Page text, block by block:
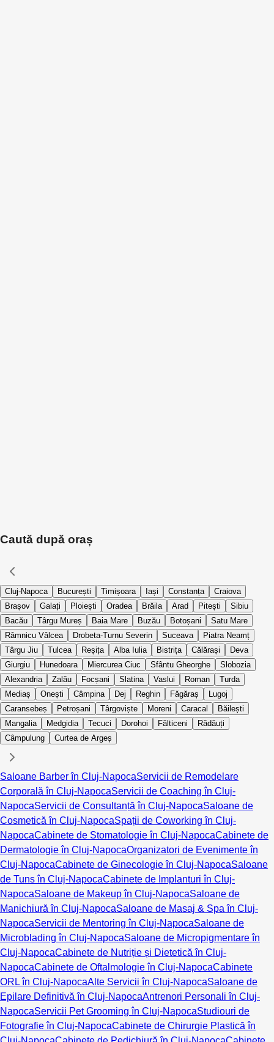
Caută după oraș
Cluj-Napoca București Timișoara Iași Constanța
Craiova
Brașov
Galați Ploiești Oradea Brăila Arad Pitești
Sibiu
Bacău
Târgu Mureș Baia Mare Buzău Botoșani
Satu Mare
Râmnicu Vâlcea
Drobeta-Turnu Severin Suceava
Piatra Neamț
Târgu Jiu
Tulcea Reșița Alba Iulia Bistrița Călărași
Deva
Giurgiu
Hunedoara Miercurea Ciuc Sfântu Gheorghe
Slobozia
Alexandria
Zalău Focșani Slatina Vaslui Roman
Turda
Mediaș
Onești Câmpina Dej Reghin Făgăraș
Lugoj
Caransebeș
Petroșani Târgoviște Moreni Caracal
Băilești
Mangalia
Medgidia Tecuci Dorohoi Fălticeni
Rădăuți
Câmpulung
Curtea de Argeș
Saloane Barber în Cluj-NapocaServicii de Remodelare
Corporală în Cluj-NapocaServicii de Coaching în Cluj-
NapocaServicii de Consultanță în Cluj-NapocaSaloane de
Cosmetică în Cluj-NapocaSpații de Coworking în Cluj-
NapocaCabinete de Stomatologie în Cluj-NapocaCabinete de
Dermatologie în Cluj-NapocaOrganizatori de Evenimente în
Cluj-NapocaCabinete de Ginecologie în Cluj-NapocaSaloane
de Tuns în Cluj-NapocaCabinete de Implanturi în Cluj-
NapocaSaloane de Makeup în Cluj-NapocaSaloane de
Manichiură în Cluj-NapocaSaloane de Masaj & Spa în Cluj-
NapocaServicii de Mentoring în Cluj-NapocaSaloane de
Microblading în Cluj-NapocaSaloane de Micropigmentare în
Cluj-NapocaCabinete de Nutriție și Dietetică în Cluj-
NapocaCabinete de Oftalmologie în Cluj-NapocaCabinete
ORL în Cluj-NapocaAlte Servicii în Cluj-NapocaSaloane de
Epilare Definitivă în Cluj-NapocaAntrenori Personali în Cluj-
NapocaServicii Pet Grooming în Cluj-NapocaStudiouri de
Fotografie în Cluj-NapocaCabinete de Chirurgie Plastică în